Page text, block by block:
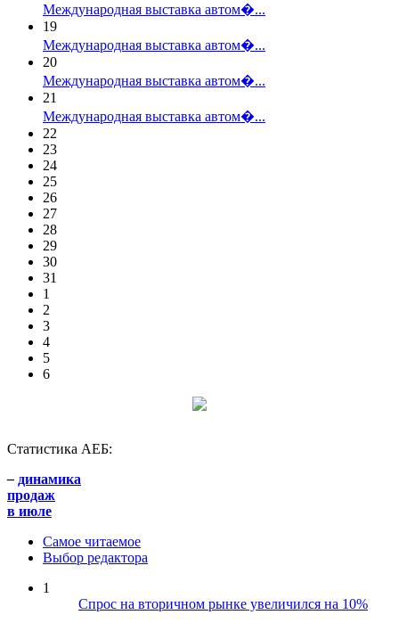
Международная выставка автом�...
19
Международная выставка автом�...
20
Международная выставка автом�...
21
Международная выставка автом�...
22
23
24
25
26
27
28
29
30
31
1
2
3
4
5
6
Статистика АЕБ:
– динамика
продаж
в июле
Самое читаемое
Выбор редактора
1
Спрос на вторичном рынке увеличился на 10%